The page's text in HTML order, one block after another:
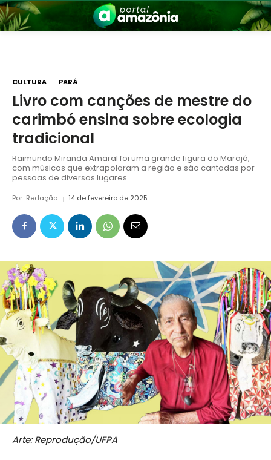
Amazônia
CULTURA PARÁ
Livro com canções de mestre do
carimbó ensina sobre ecologia
tradicional
Raimundo Miranda Amaral foi uma grande figura do Marajó,
com músicas que extrapolaram a região e são cantadas por
pessoas de diversos lugares.
Por Redação 14 de fevereiro de 2025
Arte: Reprodução/UFPA